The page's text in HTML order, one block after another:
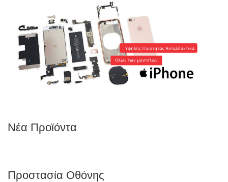
Νέα Προϊόντα
Προστασία Οθόνης